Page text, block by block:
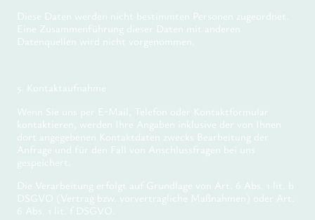
Diese Daten werden nicht bestimmten Personen zugeordnet.
Eine Zusammenführung dieser Daten mit anderen
Datenquellen wird nicht vorgenommen.
5. Kontaktaufnahme
Wenn Sie uns per E-Mail, Telefon oder Kontaktformular
kontaktieren, werden Ihre Angaben inklusive der von Ihnen
dort angegebenen Kontaktdaten zwecks Bearbeitung der
Anfrage und für den Fall von Anschlussfragen bei uns
gespeichert.
Die Verarbeitung erfolgt auf Grundlage von Art. 6 Abs. 1 lit. b
DSGVO (Vertrag bzw. vorvertragliche Maßnahmen) oder Art.
6 Abs. 1 lit. f DSGVO.